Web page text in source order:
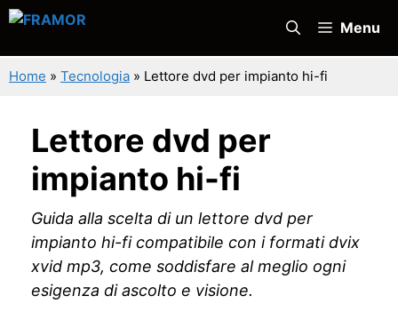
Vai
contenuto
Menu
Home » Tecnologia » Lettore dvd per impianto hi-fi
Lettore dvd per
impianto hi-fi
Guida alla scelta di un lettore dvd per
impianto hi-fi compatibile con i formati dvix
xvid mp3, come soddisfare al meglio ogni
esigenza di ascolto e visione.